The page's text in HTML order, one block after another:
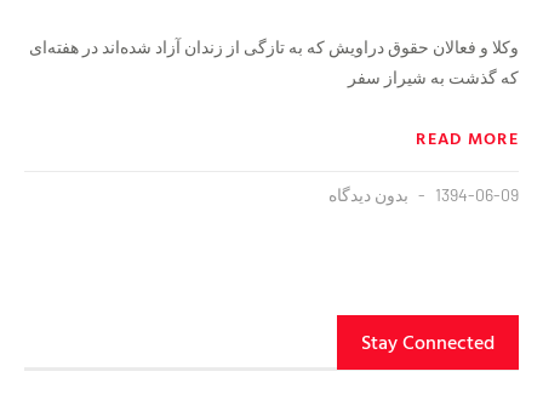
وکلا و فعالان حقوق دراویش که به تازگی از زندان آزاد شده‌اند در هفته‌ای
که گذشت به شیراز سفر
READ MORE
1394-06-09 بدون دیدگاه
Stay Connected